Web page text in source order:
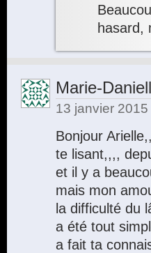
hasard,
Marie-
13 janvier
Bonjour
te lisant,,,,
et il y a
mais mon
la difficulté du
a été tout
a fait ta